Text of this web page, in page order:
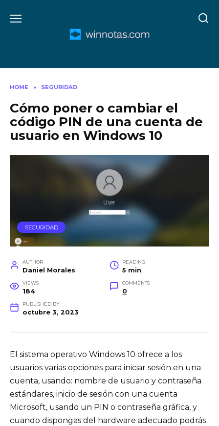
HOME » SEGURIDAD
Cómo poner o cambiar el
código PIN de una cuenta de
usuario en Windows 10
SEGURIDAD
AUTHOR
Daniel Morales
READING
5 min
VIEWS
184
COMMENTS
0
PUBLISHED BY
octubre 3, 2023
El sistema operativo Windows 10 ofrece a los
usuarios varias opciones para iniciar sesión en una
cuenta, usando: nombre de usuario y contraseña
estándares, inicio de sesión con una cuenta
Microsoft, usando un PIN o contraseña gráfica, y
cuando dispongas del hardware adecuado podrás